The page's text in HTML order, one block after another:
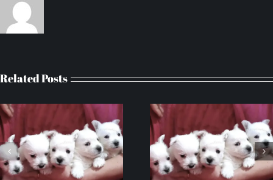
Related Posts
Westie cu pedigree parinti
campioni cuib cu litera B
Catei Westie cu
parinti campioni Nix si